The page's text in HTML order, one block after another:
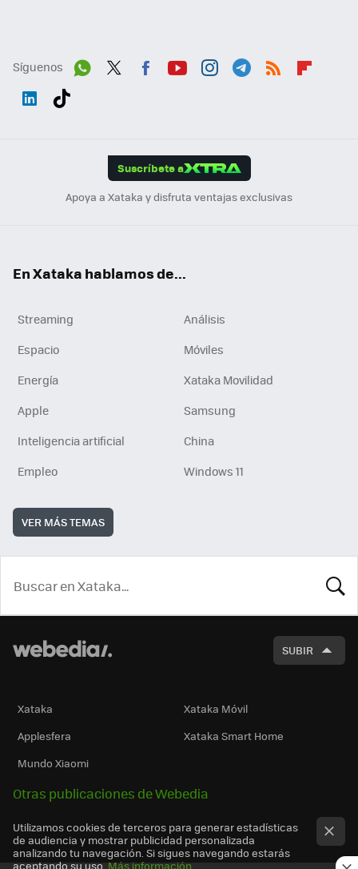
Síguenos
Suscríbete a
Apoya a Xataka y disfruta ventajas exclusivas
En Xataka hablamos de...
Streaming
Análisis
Espacio
Móviles
Energía
Xataka Movilidad
Apple
Samsung
Inteligencia artificial
China
Empleo
Windows 11
VER MÁS TEMAS
SUBIR
Xataka
Xataka Móvil
Applesfera
Xataka Smart Home
Mundo Xiaomi
Otras publicaciones de Webedia
Utilizamos cookies de terceros para generar estadísticas
de audiencia y mostrar publicidad personalizada
analizando tu navegación. Si sigues navegando estarás
aceptando su uso. Más información